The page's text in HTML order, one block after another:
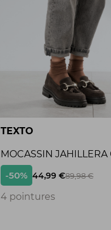
TEXTO
MOCASSIN JAHILLERA
-50% 44,99 €89,98 €
4 pointures